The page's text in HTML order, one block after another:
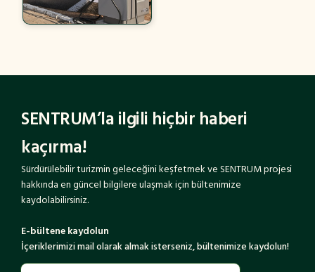
SENTRUM’la ilgili hiçbir haberi
kaçırma!
Sürdürülebilir turizmin geleceğini keşfetmek ve SENTRUM projesi
hakkında en güncel bilgilere ulaşmak için bültenimize
kaydolabilirsiniz.
E-bültene kaydolun
İçeriklerimizi mail olarak almak isterseniz, bültenimize kaydolun!